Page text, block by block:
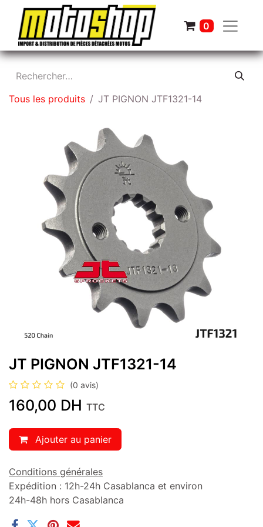
0
Tous les produits JT PIGNON JTF1321-14
JT PIGNON JTF1321-14
(0 avis)
160,00 DH TTC
Ajouter au panier
Conditions générales
Expédition : 12h-24h Casablanca et environ
24h-48h hors Casablanca